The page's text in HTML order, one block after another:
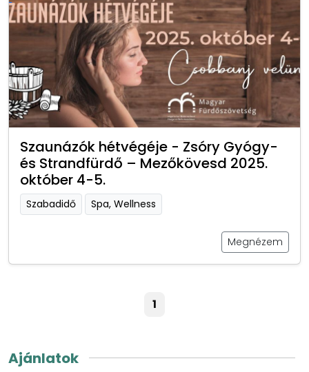
Szaunázók hétvégéje - Zsóry Gyógy-
és Strandfürdő – Mezőkövesd 2025.
október 4-5.
Szabadidő Spa, Wellness
Megnézem
1
Ajánlatok